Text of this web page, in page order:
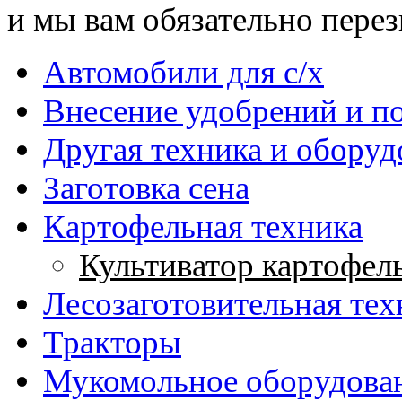
и мы вам обязательно
Автомобили для с/х
Внесение удобрений и
Другая техника и
Заготовка сена
Картофельная техника
Культиватор
Лесозаготовительная
Тракторы
Мукомольное